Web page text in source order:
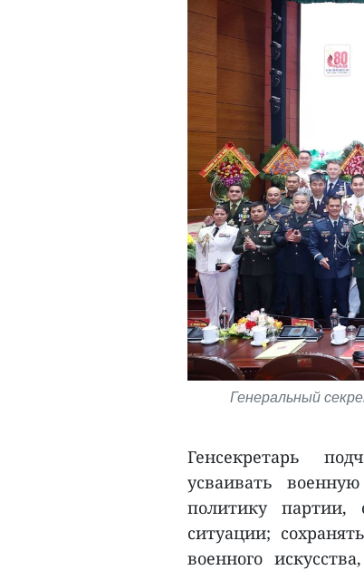
Генеральный
Генсекретарь
усваивать
политику
ситуации;
военного